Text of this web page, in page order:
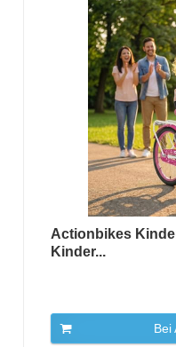
Actionbikes
Kinder...
Bei